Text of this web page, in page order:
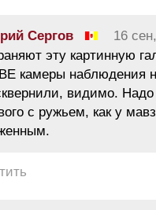
Сергов 16
эту картинную
камеры наблюдения
видимо.
с ружьем, как у